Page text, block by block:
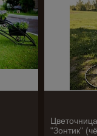
"Зонтик"